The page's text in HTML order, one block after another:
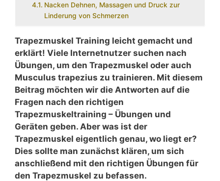
Nacken Dehnen, Massagen und Druck zur
Linderung von Schmerzen
Trapezmuskel Training leicht gemacht und
erklärt! Viele Internetnutzer suchen nach
Übungen, um den Trapezmuskel oder auch
Musculus trapezius zu trainieren. Mit diesem
Beitrag möchten wir die Antworten auf die
Fragen nach den richtigen
Trapezmuskeltraining – Übungen und
Geräten geben. Aber was ist der
Trapezmuskel eigentlich genau, wo liegt er?
Dies sollte man zunächst klären, um sich
anschließend mit den richtigen Übungen für
den Trapezmuskel zu befassen.